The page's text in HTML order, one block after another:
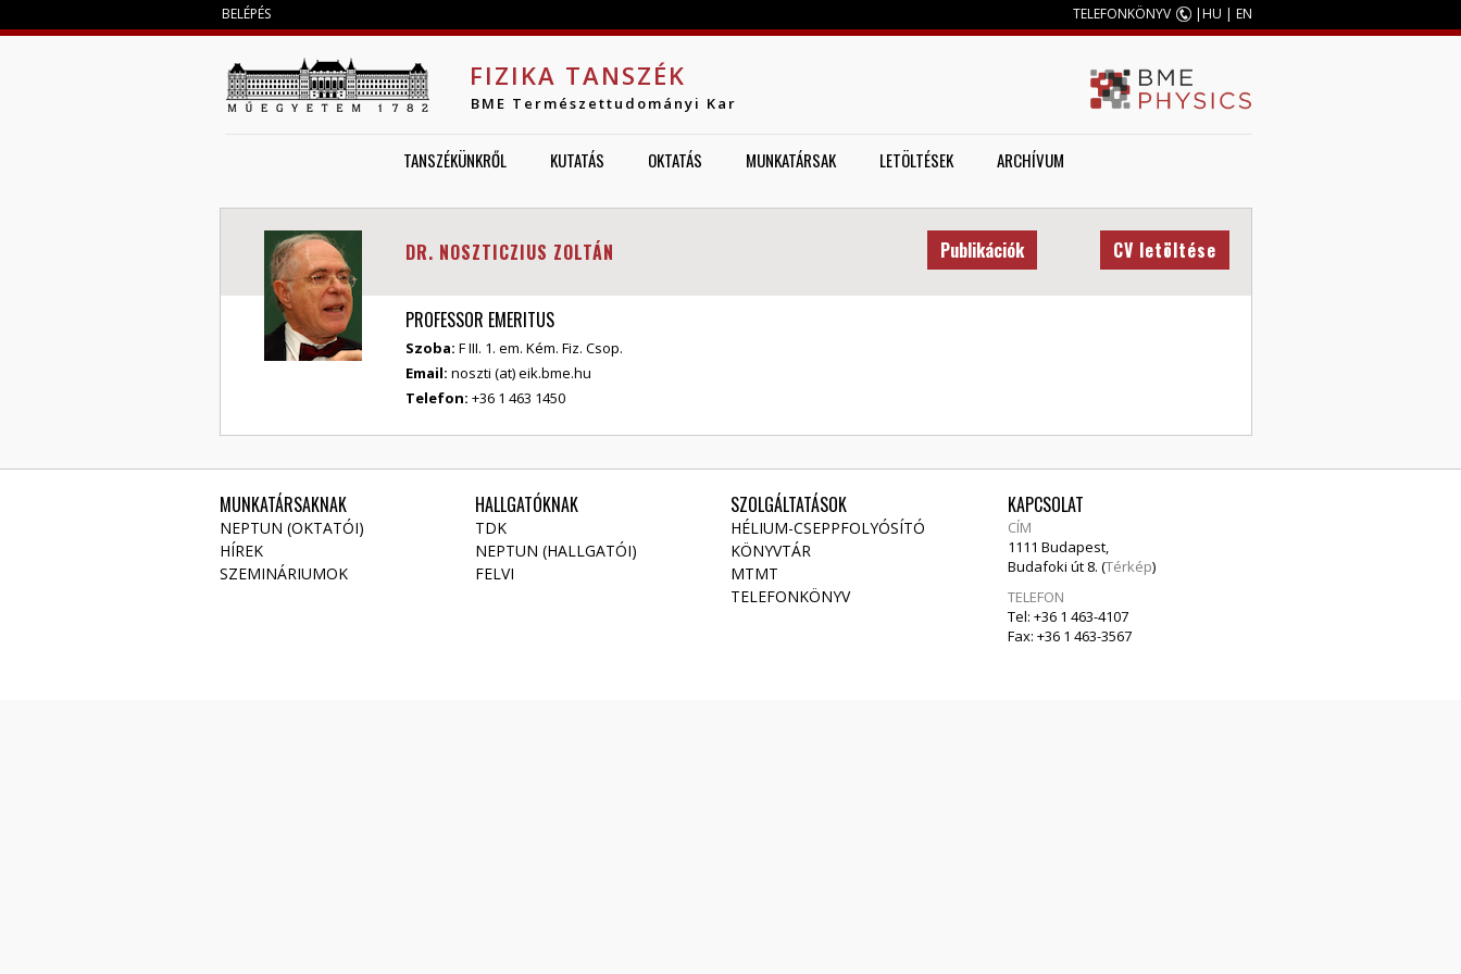
BELÉPÉS TELEFONKÖNYV |HU | EN
FIZIKA TANSZÉK
BME Természettudományi Kar
TANSZÉKÜNKRŐL KUTATÁS OKTATÁS MUNKATÁRSAK LETÖLTÉSEK ARCHÍVUM
DR. NOSZTICZIUS ZOLTÁN CV letöltése
PROFESSOR EMERITUS
Szoba: F III. 1. em. Kém. Fiz. Csop.
Email: noszti (at) eik.bme.hu
Telefon: +36 1 463 1450
Publikációk
MUNKATÁRSAKNAK
NEPTUN (OKTATÓI)
HÍREK
SZEMINÁRIUMOK
HALLGATÓKNAK
TDK
NEPTUN (HALLGATÓI)
FELVI
SZOLGÁLTATÁSOK
HÉLIUM-CSEPPFOLYÓSÍTÓ
KÖNYVTÁR
MTMT
TELEFONKÖNYV
KAPCSOLAT
CÍM
1111 Budapest,
Budafoki út 8. (Térkép)
TELEFON
Tel: +36 1 463-4107
Fax: +36 1 463-3567